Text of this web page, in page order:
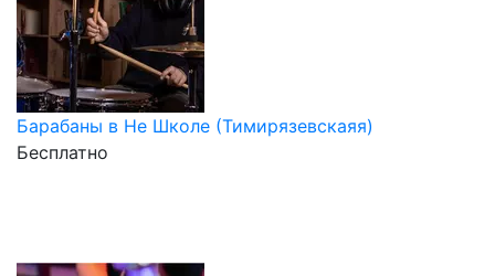
Барабаны в Не Школе (Тимирязевскаяя)
Бесплатно